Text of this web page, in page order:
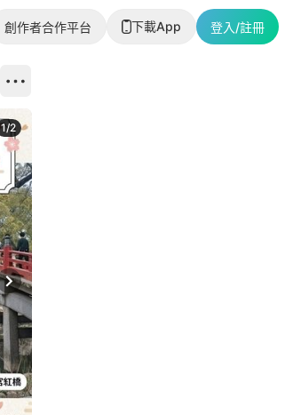
創作者合作平台 下載App 登入/註冊
Next slide
1/2